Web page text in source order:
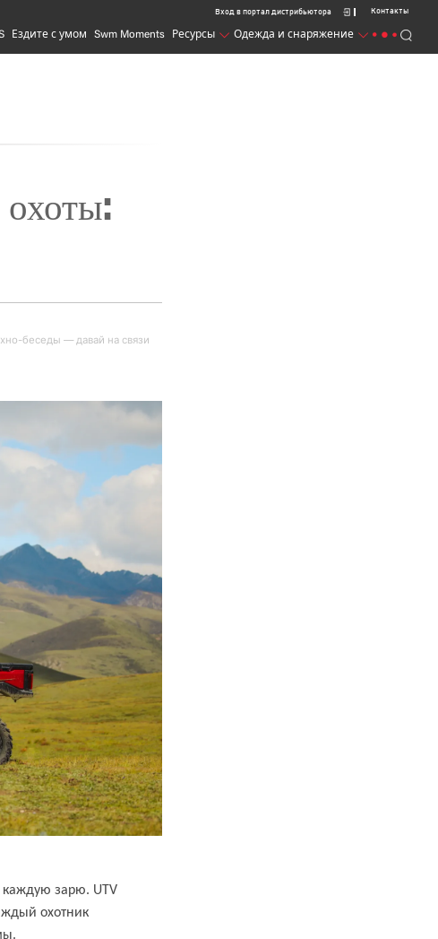
Вход в портал дистрибьютора Контакты
Ездите с умом Swm Moments Ресурсы Одежда и снаряжение
беседы — давай на связи
каждую зарю. UTV
охотник